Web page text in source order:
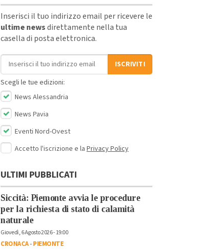
Inserisci il tuo indirizzo email per ricevere le
ultime newsdirettamente nella tua
casella di posta elettronica.
Indirizzo email
ISCRIVITI
Scegli le tue edizioni:
News Alessandria
News Pavia
Eventi Nord-Ovest
Accetto l'iscrizione e la Privacy Policy
ULTIMI PUBBLICATI
Siccità: Piemonte avvia le procedure
per la richiesta di stato di calamità
naturale
Giovedì, 6 Agosto 2026 - 19:00
CRONACA-PIEMONTE